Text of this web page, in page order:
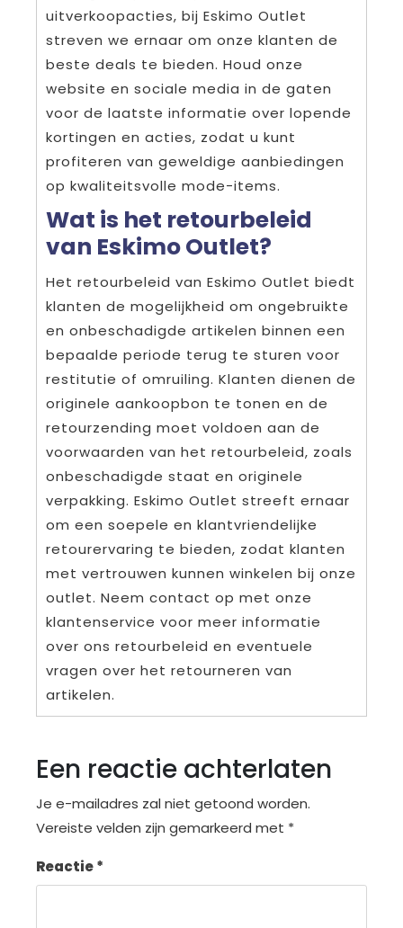
uitverkoopacties, bij Eskimo Outlet
streven we ernaar om onze klanten de
beste deals te bieden. Houd onze
website en sociale media in de gaten
voor de laatste informatie over lopende
kortingen en acties, zodat u kunt
profiteren van geweldige aanbiedingen
op kwaliteitsvolle mode-items.
Wat is het retourbeleid
van Eskimo Outlet?
Het retourbeleid van Eskimo Outlet biedt
klanten de mogelijkheid om ongebruikte
en onbeschadigde artikelen binnen een
bepaalde periode terug te sturen voor
restitutie of omruiling. Klanten dienen de
originele aankoopbon te tonen en de
retourzending moet voldoen aan de
voorwaarden van het retourbeleid, zoals
onbeschadigde staat en originele
verpakking. Eskimo Outlet streeft ernaar
om een soepele en klantvriendelijke
retourervaring te bieden, zodat klanten
met vertrouwen kunnen winkelen bij onze
outlet. Neem contact op met onze
klantenservice voor meer informatie
over ons retourbeleid en eventuele
vragen over het retourneren van
artikelen.
Een reactie achterlaten
Je e-mailadres zal niet getoond worden.
Vereiste velden zijn gemarkeerd met *
Reactie*